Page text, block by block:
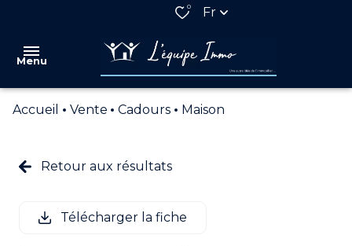
0 Fr
Menu
NOUS
Accueil Vente Cadours Maison
Retour aux résultats
Télécharger la fiche